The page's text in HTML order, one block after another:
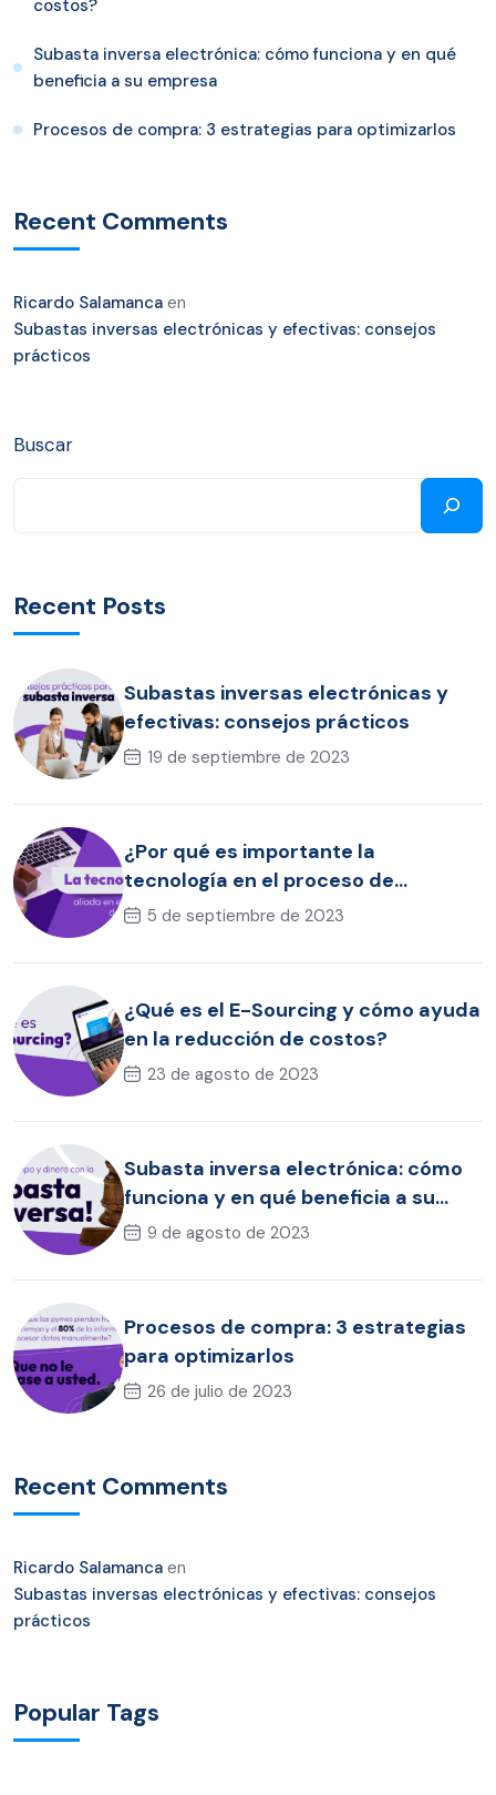
costos?
Subasta inversa electrónica: cómo funciona y en qué
beneficia a su empresa
Procesos de compra: 3 estrategias para optimizarlos
Recent Comments
Ricardo Salamanca en
Subastas inversas electrónicas y efectivas: consejos
prácticos
Buscar
Recent Posts
Subastas inversas electrónicas y
efectivas: consejos prácticos
19 de septiembre de 2023
¿Por qué es importante la
tecnología en el proceso de
compras?
5 de septiembre de 2023
¿Qué es el E-Sourcing y cómo ayuda
en la reducción de costos?
23 de agosto de 2023
Subasta inversa electrónica: cómo
funciona y en qué beneficia a su
empresa
9 de agosto de 2023
Procesos de compra: 3 estrategias
para optimizarlos
26 de julio de 2023
Recent Comments
Ricardo Salamanca en
Subastas inversas electrónicas y efectivas: consejos
prácticos
Popular Tags